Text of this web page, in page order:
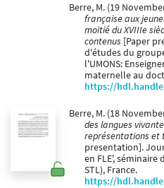
Berre, M. (19
française aux
moitié du XVIIIe
contenus [Paper
d'études du
l'UMONS:
maternelle au
https://
Berre, M. (18
des langues
représentations et
presentation].
en FLE',
STL), France.
https://